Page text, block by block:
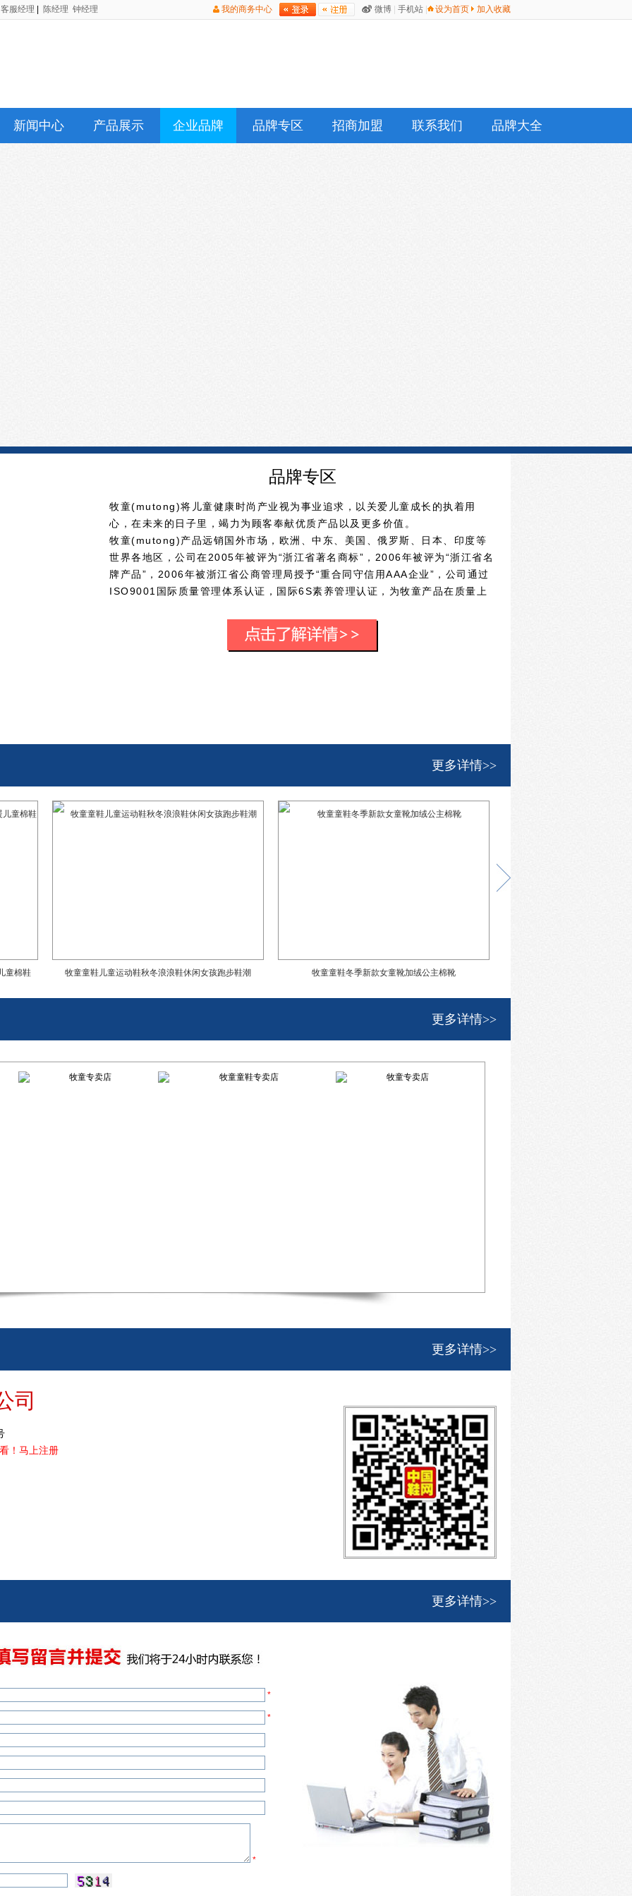
设为首页 加入收藏
手机站
微博
我的商务中心
服经理 陈经理 钟经理
新闻中心 产品展示 企业品牌 品牌专区 招商加盟 联系我们 品牌大全
品牌专区
牧童(mutong)将儿童健康时尚产业视为事业追求，以关爱儿童成长的执着用
心，在未来的日子里，竭力为顾客奉献优质产品以及更多价值。
牧童(mutong)产品远销国外市场，欧洲、中东、美国、俄罗斯、日本、印度等
世界各地区，公司在2005年被评为“浙江省著名商标”，2006年被评为“浙江省名
牌产品”，2006年被浙江省公商管理局授予“重合同守信用AAA企业”，公司通过
ISO9001国际质量管理体系认证，国际6S素养管理认证，为牧童产品在质量上
更多详情>>
童棉鞋 牧童童鞋儿童运动鞋秋冬浪浪鞋休闲女孩跑步鞋潮 牧童童鞋冬季新款女童靴加绒公主棉靴
更多详情>>
更多详情>>
司
！ 马上注册
更多详情>>
*
*
*